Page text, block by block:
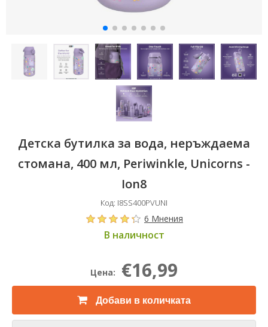
Детска бутилка за вода, неръждаема
стомана, 400 мл, Periwinkle, Unicorns -
Ion8
Код: I8SS400PVUNI
6 Мнения
В наличност
Цена: €16,99
Добави в количката